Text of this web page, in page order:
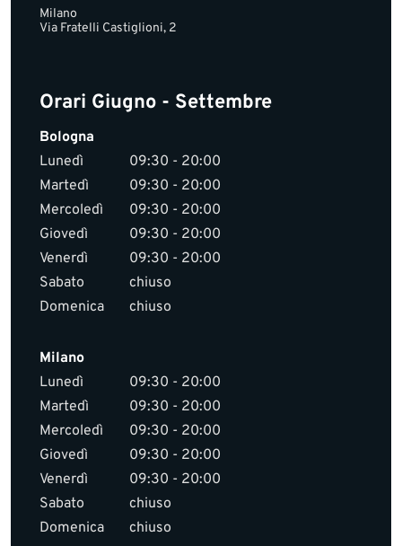
Milano
Via Fratelli Castiglioni, 2
Orari Giugno - Settembre
Bologna
Lunedì
09:30 - 20:00
Martedì
09:30 - 20:00
Mercoledì
09:30 - 20:00
Giovedì
09:30 - 20:00
Venerdì
09:30 - 20:00
Sabato
chiuso
Domenica
chiuso
Milano
Lunedì
09:30 - 20:00
Martedì
09:30 - 20:00
Mercoledì
09:30 - 20:00
Giovedì
09:30 - 20:00
Venerdì
09:30 - 20:00
Sabato
chiuso
Domenica
chiuso